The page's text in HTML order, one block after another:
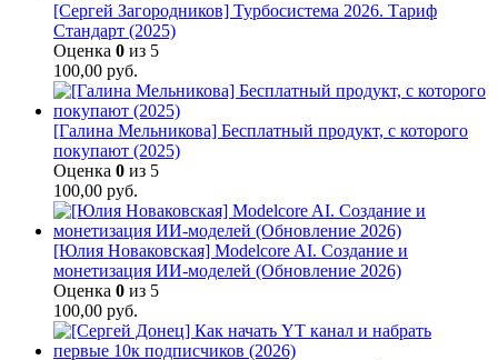
[Сергей Загородников] Турбосистема 2026. Тариф
Стандарт (2025)
Оценка 0 из 5
100,00 руб.
[Галина Мельникова] Бесплатный продукт, с которого
покупают (2025)
Оценка 0 из 5
100,00 руб.
[Юлия Новаковская] Modelcore AI. Создание и
монетизация ИИ-моделей (Обновление 2026)
Оценка 0 из 5
100,00 руб.